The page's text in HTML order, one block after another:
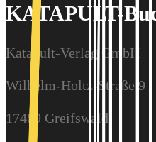
KATAPULT-
Katapult-Verlag GmbH
Wilhelm-Holtz-Straße 9
17489 Greifswald